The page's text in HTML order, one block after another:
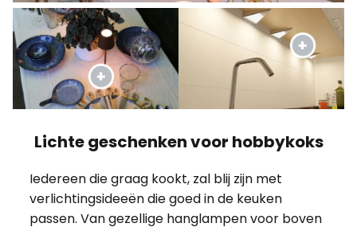
Lichte geschenken voor hobbykoks
Iedereen die graag kookt, zal blij zijn met
verlichtingsideeën die goed in de keuken
de eettafel tot tafellampen voor aanrechten
en eettafels, er is een ruime keuze.
Meer cadeau-ideeën